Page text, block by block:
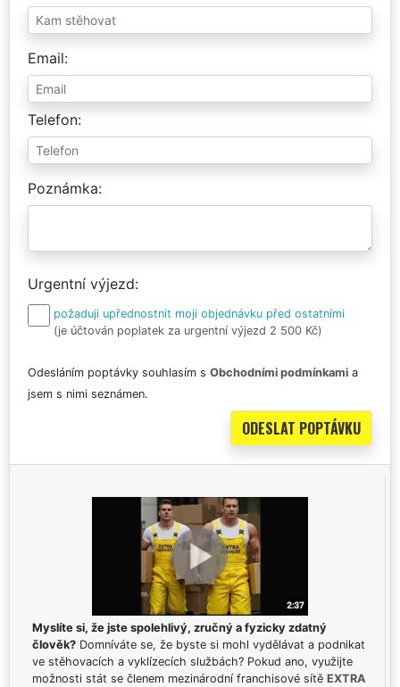
Email
Telefon
Poznámka
Urgentní výjezd
požaduji upřednostnit moji objednávku před ostatními
(je účtován poplatek za urgentní výjezd 2 500 Kč)
Odesláním poptávky souhlasím s Obchodními podmínkami a
jsem s nimi seznámen.
Myslíte si, že jste spolehlivý, zručný a fyzicky zdatný
člověk? Domníváte se, že byste si mohl vydělávat a podnikat
ve stěhovacích a vyklízecích službách? Pokud ano, využijte
možnosti stát se členem mezinárodní franchisové sítě EXTRA